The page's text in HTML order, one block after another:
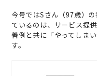
今号ではSさん（97歳）
ているのは、サービス提
善例と共に「やってしま
す。